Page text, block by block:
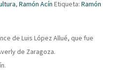
, Ramón Acín Etiqueta: Ramón
de Luis López Allué, que fue
de Zaragoza.